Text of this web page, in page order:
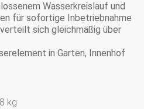
Wasserkreislauf und
für sofortige Inbetriebnahme
sich gleichmäßig über
in Garten, Innenhof
kg